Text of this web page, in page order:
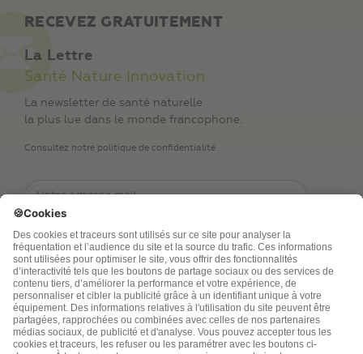
RECEVEZ GRATUITEMENT
La Lettre
Santé Nature Innovation
La newsletter de santé naturelle
la plus lue dans le monde francophone.
Consultez notre politique de confidentialité
TSA Publications SA collecte mes nom, prénom,
adresse de messagerie électronique et numéro de
téléphone afin de répondre aux demandes de
renseignements. Ce traitement est nécessaire à
l’exécution des mesures sollicitées. Pour en savoir
plus sur vos droits vous pouvez consulter notre